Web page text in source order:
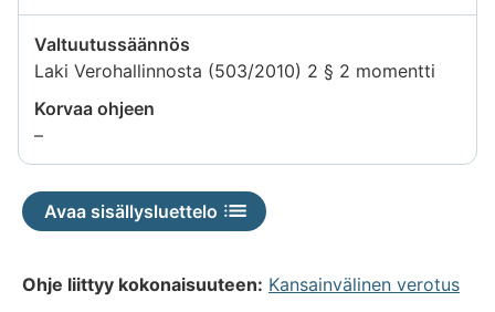
Valtuutussäännös
Laki Verohallinnosta (503/2010) 2 § 2 momentti
Korvaa ohjeen
–Tietoa
ei
saatavilla
Avaa sisällysluettelo
Ohje liittyy kokonaisuuteen: Kansainvälinen verotus